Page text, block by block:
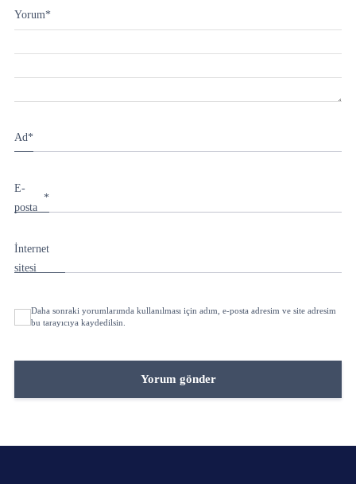
Yorum*
Ad*
E-
posta
*
İnternet
sitesi
Daha sonraki yorumlarımda kullanılması için adım, e-posta adresim ve site adresim
bu tarayıcıya kaydedilsin.